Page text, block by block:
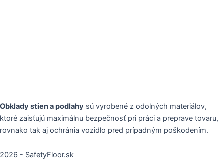
Obklady stien a podlahy sú vyrobené z odolných materiálov,
ktoré zaisťujú maximálnu bezpečnosť pri práci a preprave tovaru,
rovnako tak aj ochránia vozidlo pred prípadným poškodením.
2026 - SafetyFloor.sk